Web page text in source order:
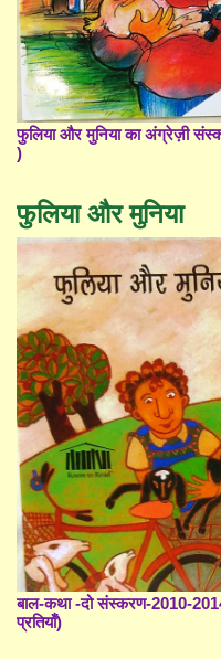
फुलिया और मुनिया का अंग्रेज़ी
)
फुलिया और मुनिया
बाल-कथा -दो संस्करण-2010-
प्रतियाँ)